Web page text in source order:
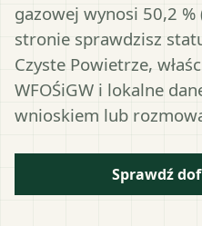
gazowej wynosi 50,2 %
stronie sprawdzisz
Czyste Powietrze,
WFOŚiGW i lokalne
wnioskiem lub
Sprawdź